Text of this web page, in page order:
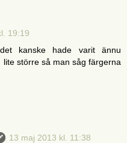
19:19
kanske hade varit ännu
större så man såg färgerna
13 maj 2013 kl. 11:38